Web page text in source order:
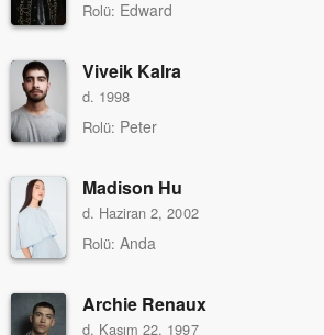
Rolü: Edward
Viveik Kalra
d. 1998
Rolü: Peter
Madison Hu
d. Haziran 2, 2002
Rolü: Anda
Archie Renaux
d. Kasım 22, 1997